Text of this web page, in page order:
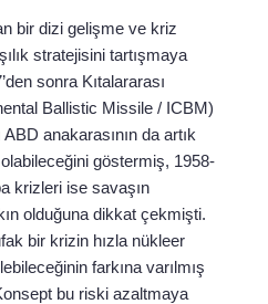
bir dizi gelişme ve kriz
stratejisini tartışmaya
sonra Kıtalararası
Ballistic Missile / ICBM)
anakarasının da artık
olabileceğini göstermiş, 1958-
krizleri ise savaşın
olduğuna dikkat çekmişti.
bir krizin hızla nükleer
farkına varılmış
bu riski azaltmaya